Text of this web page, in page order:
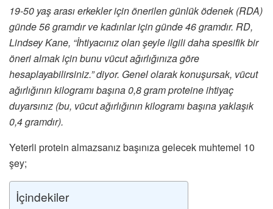
19-50 yaş arası erkekler için önerilen günlük ödenek (RDA)
günde 56 gramdır ve kadınlar için günde 46 gramdır. RD,
Lindsey Kane, “İhtiyacınız olan şeyle ilgili daha spesifik bir
öneri almak için bunu vücut ağırlığınıza göre
hesaplayabilirsiniz.” diyor. Genel olarak konuşursak, vücut
ağırlığının kilogramı başına 0,8 gram proteine ​​​​ihtiyaç
duyarsınız (bu, vücut ağırlığının kilogramı başına yaklaşık
0,4 gramdır).
Yeterli protein almazsanız başınıza gelecek muhtemel 10
şey;
İçindekiler